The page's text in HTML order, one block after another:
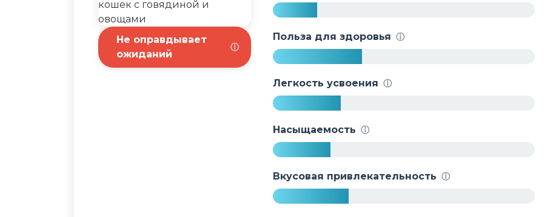
Не оправдывает
ожиданий
ⓘ
Польза для здоровья ⓘ
Легкость усвоения ⓘ
Насыщаемость ⓘ
Вкусовая привлекательность ⓘ